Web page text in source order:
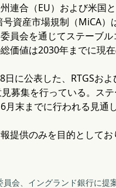
連合（EU）および米国
号資産市場規制（MiCA
員会を通じてステーブ
価値は2030年までに現
日に公表した、RTGSお
募集を行っている。ス
月末までに行われる見通
提供のみを目的として
員会、イングランド銀行に